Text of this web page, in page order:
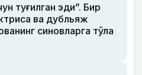
туғилган эди”. Бир
ва дубльяж
синовларга тўла